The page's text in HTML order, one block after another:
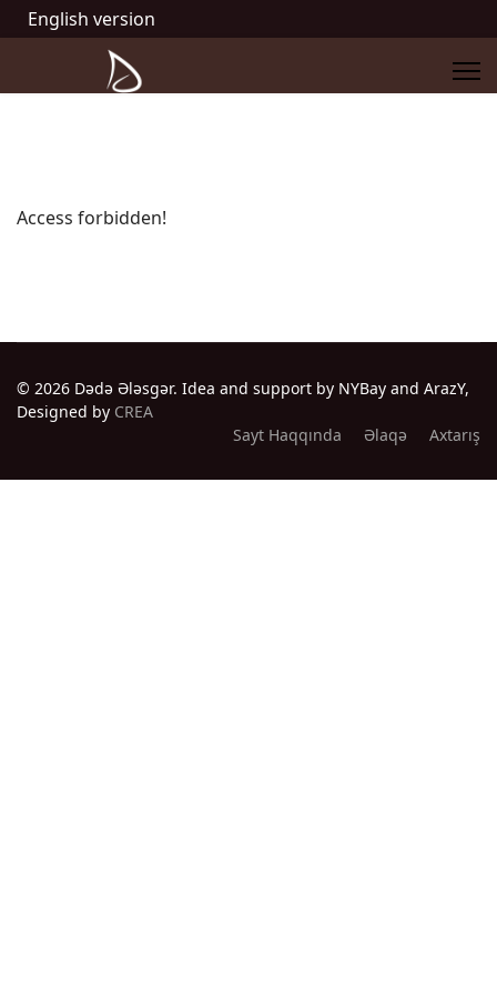
English version
Access forbidden!
© 2026 Dədə Ələsgər. Idea and support by NYBay and ArazY,
Designed by CREA
Sayt Haqqında
Əlaqə Axtarış